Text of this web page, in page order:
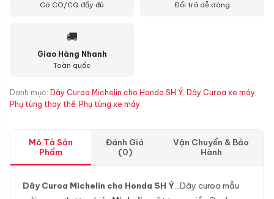
Có CO/CQ đầy đủ Đổi trả dễ dàng
🚚
Giao Hàng Nhanh
Toàn quốc
Danh mục: Dây Curoa Michelin cho Honda SH Ý, Dây Curoa xe máy,
Phụ tùng thay thế, Phụ tùng xe máy
Mô Tả Sản
Phẩm
Đánh Giá
(0)
Vận Chuyển & Bảo
Hành
Dây Curoa Michelin cho Honda SH Ý…Dây curoa mẫu